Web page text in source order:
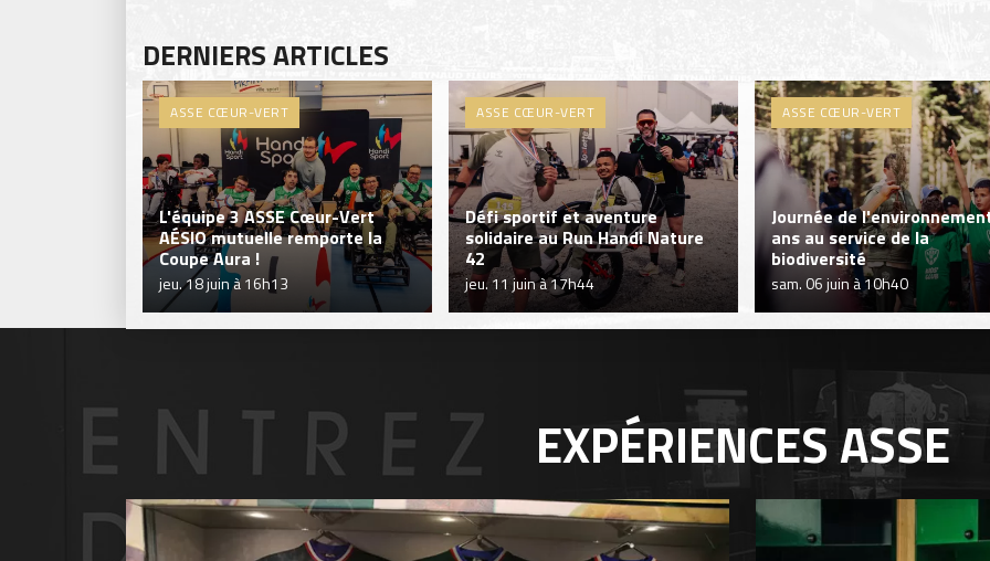
DERNIERS ARTICLES
ASSE CŒUR-VERT
L'équipe 3 ASSE Cœur-Vert
AÉSIO mutuelle remporte la
Coupe Aura !
jeu. 18 juin à 16h13
ASSE CŒUR-VERT
Défi sportif et aventure
solidaire au Run Handi Nature
42
jeu. 11 juin à 17h44
ASSE CŒUR-VERT
Journée de
ans au service de la
biodiversité
sam. 06 juin à 10h40
EXPÉRIENCESASSE